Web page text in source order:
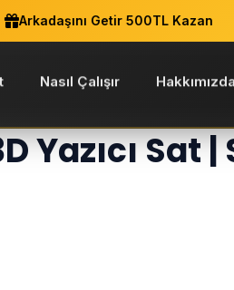
Arkadaşını Getir 500TL Kazan
Nasıl Çalışır Hakkımızda
Sat |